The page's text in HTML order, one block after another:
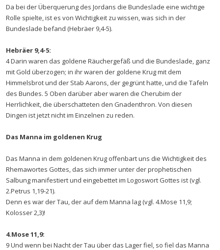
Da bei der Überquerung des Jordans die Bundeslade eine wichtige
Rolle spielte, ist es von Wichtigkeit zu wissen, was sich in der
Bundeslade befand (Hebräer 9,4-5).
Hebräer 9,4-5:
4 Darin waren das goldene Räuchergefäß und die Bundeslade, ganz
mit Gold überzogen; in ihr waren der goldene Krug mit dem
Himmelsbrot und der Stab Aarons, der gegrünt hatte, und die Tafeln
des Bundes. 5 Oben darüber aber waren die Cherubim der
Herrlichkeit, die überschatteten den Gnadenthron. Von diesen
Dingen ist jetzt nicht im Einzelnen zu reden.
Das Manna im goldenen Krug
Das Manna in dem goldenen Krug offenbart uns die Wichtigkeit des
Rhemawortes Gottes, das sich immer unter der prophetischen
Salbung manifestiert und eingebettet im Logoswort Gottes ist (vgl.
2.Petrus 1,19-21).
Denn es war der Tau, der auf dem Manna lag (vgl. 4.Mose 11,9;
Kolosser 2,3)!
4.Mose 11,9:
9 Und wenn bei Nacht der Tau über das Lager fiel, so fiel das Manna